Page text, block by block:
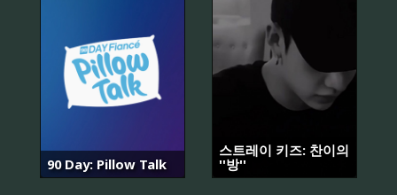
90 Day: Pillow Talk
스트레이 키즈: 찬이의
''방''